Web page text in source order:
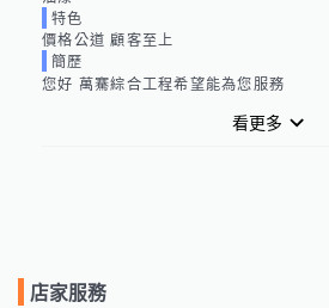
特色
價格公道 顧客至上
簡歷
您好 萬騫綜合工程希望能為您服務
看更多
店家服務